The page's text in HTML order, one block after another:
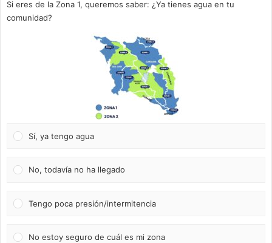
Si eres de la Zona 1, queremos saber: ¿Ya tienes agua en tu
comunidad?
Sí, ya tengo agua
No, todavía no ha llegado
Tengo poca presión/intermitencia
No estoy seguro de cuál es mi zona